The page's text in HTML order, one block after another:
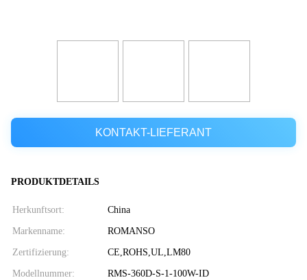
KONTAKT-LIEFERANT
PRODUKTDETAILS
Herkunftsort: China
Markenname: ROMANSO
Zertifizierung: CE,ROHS,UL,LM80
Modellnummer: RMS-360D-S-1-100W-ID